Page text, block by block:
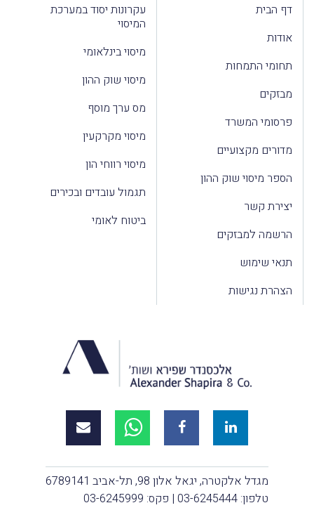
דף הבית
אודות
תחומי התמחות
מבזקים
פרסומי המשרד
מדורים מקצועיים
הספר מיסוי שוק ההון
יצירת קשר
הרשמה למבזקים
תנאי שימוש
הצהרת נגישות
עקרונות יסוד במערכת
המיסוי
מיסוי בינלאומי
מיסוי שוק ההון
מס ערך מוסף
מיסוי מקרקעין
מיסוי רווחי הון
תגמול עובדים ובכירים
ביטוח לאומי
מגדל אלקטרה, יגאל אלון 98, תל-אביב 6789141
טלפון: 03-6245444 | פקס: 03-6245999